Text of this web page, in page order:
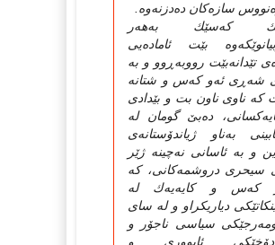
سازه‌كان ده‌دزنه‌وه‌.
كه‌سێك به‌هه‌ر
بێت ئاماده‌یی
تێدانه‌بێت رووبه‌ڕوو و به‌
شه‌ڕی ئه‌و كه‌س و شتانه‌
كه‌ ناوی ناون بت و بێدادی
ده‌بێ‌ گومان له‌
به‌ناو ژیاندۆستانه‌ی
و به‌ ئاسانی نه‌چینه‌ ژێر
سیحری دروشمه‌كانی، كه‌
كه‌س و كایه‌یه‌ك له‌
دیاریكراو و له‌ سای
سیاسی ناجۆر و
ئابووری و